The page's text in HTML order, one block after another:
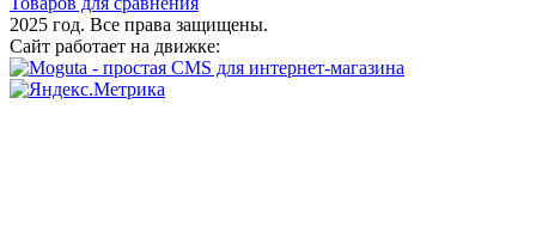
2025 год. Все права защищены.
Сайт работает на движке: